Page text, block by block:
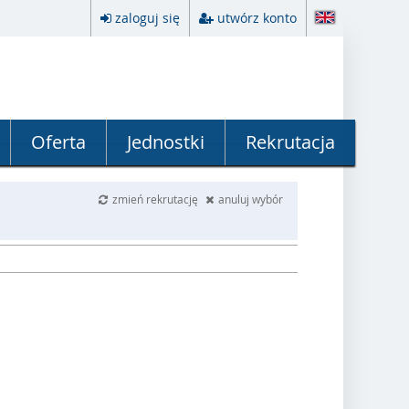
zaloguj się utwórz konto
Oferta Jednostki Rekrutacja
zmień rekrutację
anuluj wybór